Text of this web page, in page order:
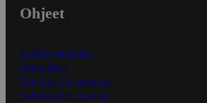
Ohjeet
Ensitilaajan ohjeet
Näin maksat
Näin tilaat ja muokkaat
Kaikki ohjeet ja vinkit